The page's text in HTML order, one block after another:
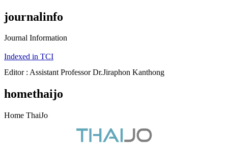
journalinfo
Journal Information
Indexed in TCI
Editor : Assistant Professor Dr.Jiraphon Kanthong
homethaijo
Home ThaiJo